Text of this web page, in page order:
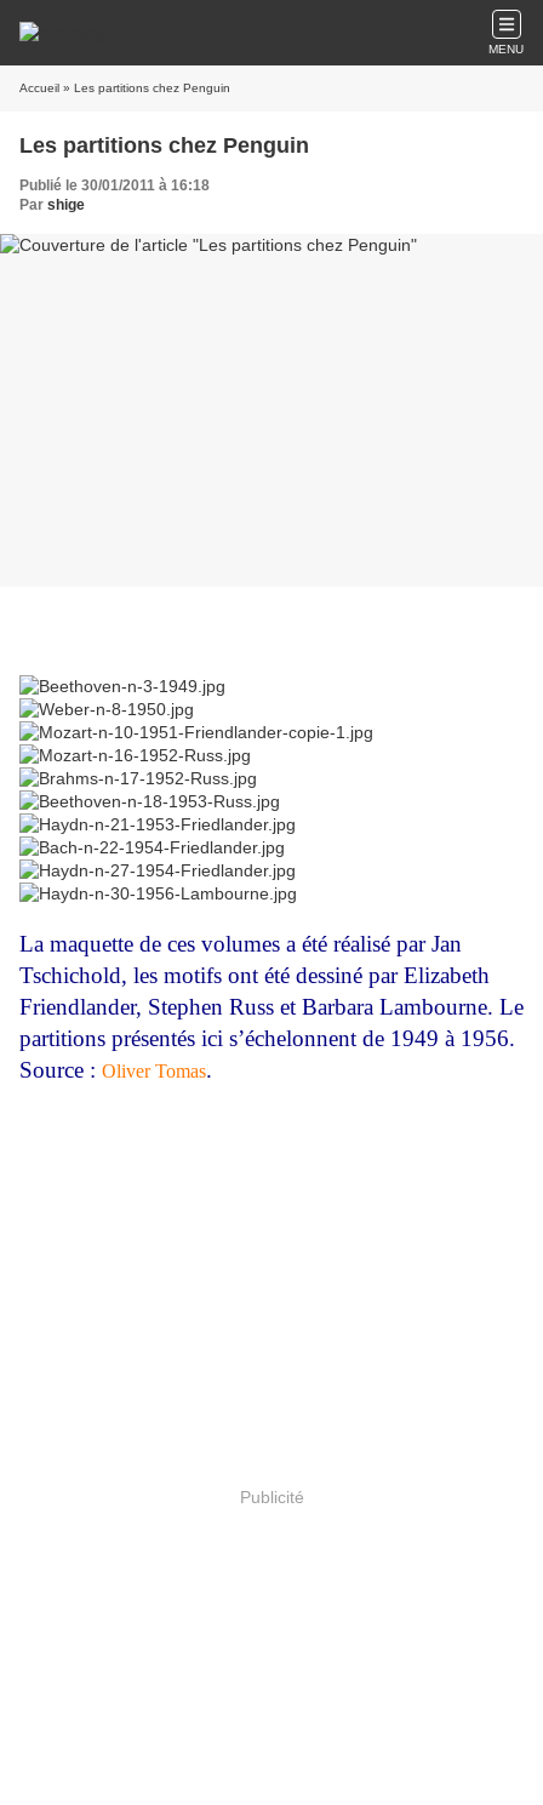
MENU
Accueil » Les partitions chez Penguin
Les partitions chez Penguin
Publié le 30/01/2011 à 16:18
Par shige
La maquette de ces volumes a été réalisé par Jan
Tschichold, les motifs ont été dessiné par Elizabeth
Friendlander, Stephen Russ et Barbara Lambourne. Le
partitions présentés ici s’échelonnent de 1949 à 1956.
Source : Oliver Tomas.
Publicité